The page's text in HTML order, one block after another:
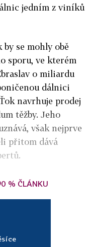
jedním z viníků
se mohly obě
sporu, ve kterém
o miliardu
dálnici
navrhuje prodej
těžby. Jeho
však nejprve
přitom dává
% ČLÁNKU